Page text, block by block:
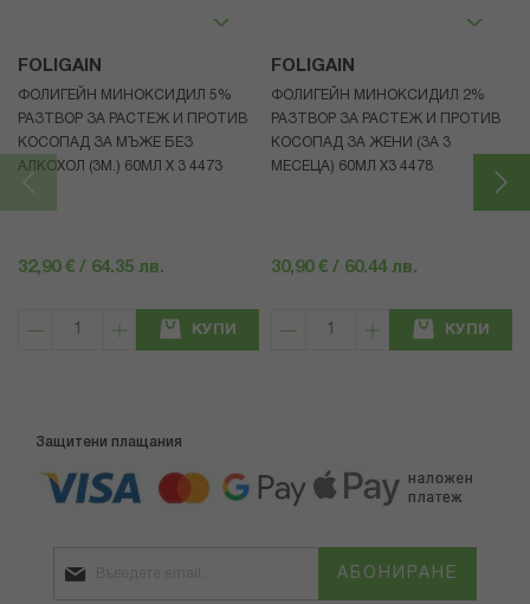
FOLIGAIN
ФОЛИГЕЙН МИНОКСИДИЛ 5%
РАЗТВОР ЗА РАСТЕЖ И ПРОТИВ
КОСОПАД ЗА МЪЖЕ БЕЗ
АЛКОХОЛ (3М.) 60МЛ X 3 4473
32,90 € / 64.35 лв.
КУПИ
FOLIGAIN
ФОЛИГЕЙН МИНОКСИДИЛ 2%
РАЗТВОР ЗА РАСТЕЖ И ПРОТИВ
КОСОПАД ЗА ЖЕНИ (ЗА 3
МЕСЕЦА) 60МЛ X3 4478
30,90 € / 60.44 лв.
КУПИ
Защитени плащания
АБОНИРАНЕ